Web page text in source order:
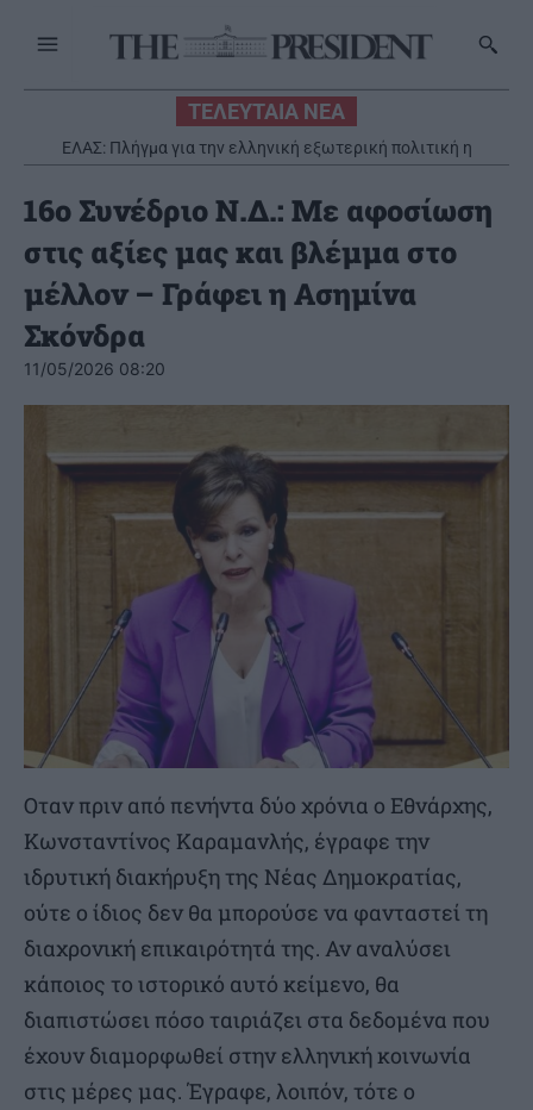
ΤΕΛΕΥΤΑΙΑ ΝΕΑ
ΕΛΑΣ: Πλήγμα για την ελληνική εξωτερική πολιτική η
συμφωνία Τουρκίας-Σαουδικής Αραβίας-Πακιστάν
Χρηματιστήριο: Άνοδος 0,25% – Στα 239,11 εκατ. ευρώ ο
τζίρος
16ο Συνέδριο Ν.Δ.: Με αφοσίωση
στις αξίες μας και βλέμμα στο
μέλλον – Γράφει η Ασημίνα
Σκόνδρα
11/05/2026 08:20
Οταν πριν από πενήντα δύο χρόνια ο Εθνάρχης,
Κωνσταντίνος Καραμανλής, έγραφε την
ιδρυτική διακήρυξη της Νέας Δημοκρατίας,
ούτε ο ίδιος δεν θα μπορούσε να φανταστεί τη
διαχρονική επικαιρότητά της. Αν αναλύσει
κάποιος το ιστορικό αυτό κείμενο, θα
διαπιστώσει πόσο ταιριάζει στα δεδομένα που
έχουν διαμορφωθεί στην ελληνική κοινωνία
στις μέρες μας. Έγραφε, λοιπόν, τότε ο